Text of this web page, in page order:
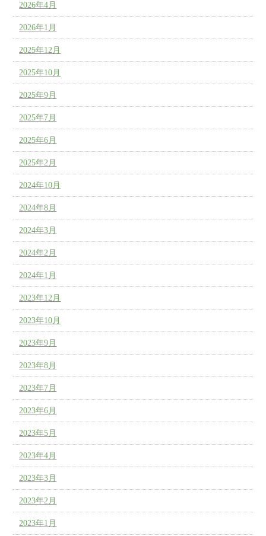
2026年4月
2026年1月
2025年12月
2025年10月
2025年9月
2025年7月
2025年6月
2025年2月
2024年10月
2024年8月
2024年3月
2024年2月
2024年1月
2023年12月
2023年10月
2023年9月
2023年8月
2023年7月
2023年6月
2023年5月
2023年4月
2023年3月
2023年2月
2023年1月